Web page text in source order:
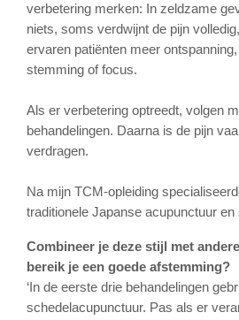
verbetering merken: In zeldzame
niets, soms verdwijnt de pijn
ervaren patiënten meer
stemming of focus.
Als er verbetering optreedt, volgen
behandelingen. Daarna is de pijn
verdragen.
Na mijn TCM-opleiding
traditionele Japanse acupunctuur en
Combineer je deze stijl met
bereik je een goede afstemming?
‘In de eerste drie behandelingen
schedelacupunctuur. Pas als er